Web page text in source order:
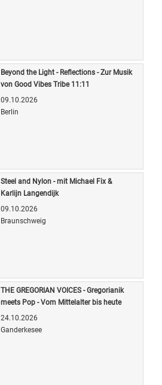
Beyond the Light - Reflections - Zur Musik
von Good Vibes Tribe 11:11
09.10.2026
Berlin
Steel and Nylon - mit Michael Fix &
Karlijn Langendijk
09.10.2026
Braunschweig
THE GREGORIAN VOICES - Gregorianik
meets Pop - Vom Mittelalter bis heute
24.10.2026
Ganderkesee